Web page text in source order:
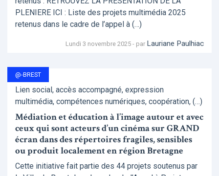
PLENIERE ICI : Liste des projets multimédia 2025
retenus dans le cadre de l’appel à (…)
Lundi 3 novembre 2025 - par Lauriane Paulhiac
@-BREST
Lien social, accès accompagné, expression
multimédia, compétences numériques, coopération, (…)
Médiation et éducation à l’image autour et avec
ceux qui sont acteurs d’un cinéma sur GRAND
écran dans des répertoires fragiles, sensibles
ou produit localement en région Bretagne
Cette initiative fait partie des 44 projets soutenus par